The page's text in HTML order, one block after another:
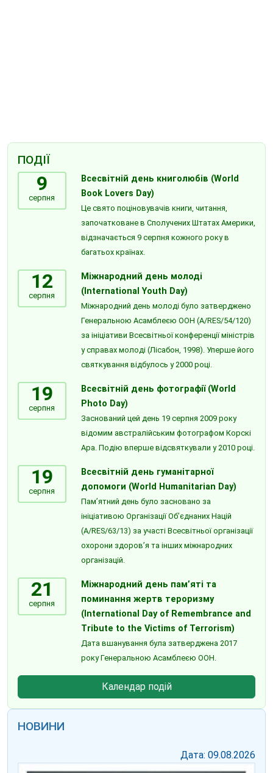
ПОДІЇ
9
серпня
Всесвітній день книголюбів (World
Book Lovers Day)
Це свято поціновувачів книги, читання,
започатковане в Сполучених Штатах Америки,
відзначається 9 серпня кожного року в
багатьох країнах.
12
серпня
Міжнародний день молоді
(International Youth Day)
Міжнародний день молоді було затверджено
Генеральною Асамблеєю ООН (A/RES/54/120)
за ініціативи Всесвітньої конференції міністрів
у справах молоді (Лісабон, 1998). Уперше його
святкування відбулось у 2000 році.
19
серпня
Всесвітній день фотографії (World
Photo Day)
Заснований цей день 19 серпня 2009 року
відомим австралійським фотографом Корскі
Ара. Подію вперше відсвяткували у 2010 році.
19
серпня
Всесвітній день гуманітарної
допомоги (World Humanitarian Day)
Пам’ятний день було засновано за
ініціативою Організації Об’єднаних Націй
(A/RES/63/13) за участі Всесвітньої організації
охорони здоров’я та інших міжнародних
організацій.
21
серпня
Міжнародний день пам’яті та
поминання жертв тероризму
(International Day of Remembrance and
Tribute to the Victims of Terrorism)
Дата вшанування була затверджена 2017
року Генеральною Асамблеєю ООН.
Календар подій
НОВИНИ
Дата: 09.08.2026